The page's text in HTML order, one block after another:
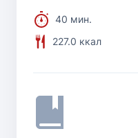
40 мин.
227.0 ккал